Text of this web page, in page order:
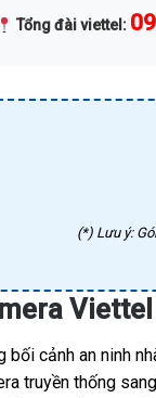
Tổng đài viettel :
(*) Lưu ý:
bối cảnh an ninh
truyền thống